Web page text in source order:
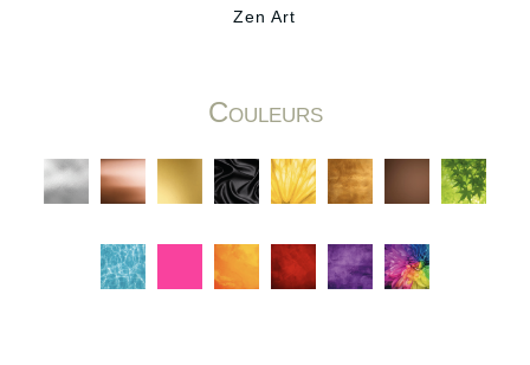
Zen Art
Couleurs
C C C C C C C
C C C C